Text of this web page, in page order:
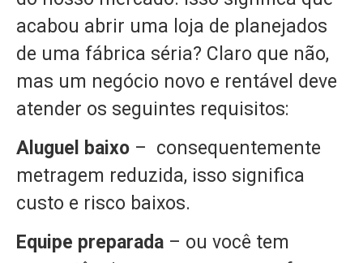
acabou abrir uma loja de planejados
de uma fábrica séria? Claro que não,
mas um negócio novo e rentável deve
atender os seguintes requisitos:
Aluguel baixo – consequentemente
metragem reduzida, isso significa
custo e risco baixos.
Equipe preparada – ou você tem